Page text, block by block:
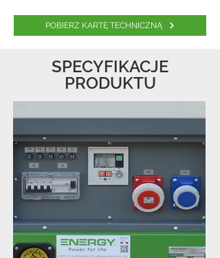
POBIERZ KARTĘ TECHNICZNĄ
SPECYFIKACJE
PRODUKTU